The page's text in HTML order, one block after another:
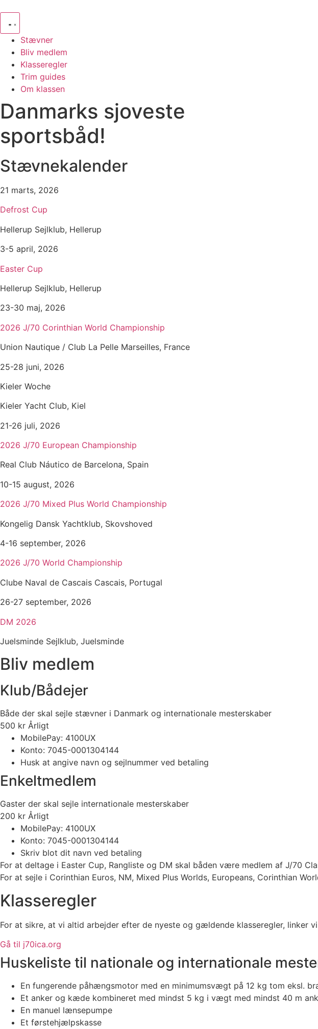
indhold
Stævner
Bliv medlem
Klasseregler
Trim guides
Om klassen
Danmarks sjoveste
sportsbåd!
Stævnekalender
21 marts, 2026
Defrost Cup
Hellerup Sejlklub, Hellerup
3-5 april, 2026
Easter Cup
Hellerup Sejlklub, Hellerup
23-30 maj, 2026
2026 J/70 Corinthian World Championship
Union Nautique / Club La Pelle Marseilles, France
25-28 juni, 2026
Kieler Woche
Kieler Yacht Club, Kiel
21-26 juli, 2026
2026 J/70 European Championship
Real Club Náutico de Barcelona, Spain
10-15 august, 2026
2026 J/70 Mixed Plus World Championship
Kongelig Dansk Yachtklub, Skovshoved
4-16 september, 2026
2026 J/70 World Championship
Clube Naval de Cascais Cascais, Portugal
26-27 september, 2026
DM 2026
Juelsminde Sejlklub, Juelsminde
Bliv medlem
Klub/Bådejer
Både der skal sejle stævner i Danmark og internationale mesterskaber
500 kr Årligt
MobilePay: 4100UX
Konto: 7045-0001304144
Husk at angive navn og sejlnummer ved betaling
Enkeltmedlem
Gaster der skal sejle internationale mesterskaber
200 kr Årligt
MobilePay: 4100UX
Konto: 7045-0001304144
Skriv blot dit navn ved betaling
For at deltage i Easter Cup, Rangliste og DM skal båden være medlem af J/70
For at sejle i Corinthian Euros, NM, Mixed Plus Worlds, Europeans, Corinthian
Klasseregler
For at sikre, at vi altid arbejder efter de nyeste og gældende klasseregler, linker
Gå til j70ica.org
Huskeliste til nationale og internationale
En fungerende påhængsmotor med en minimumsvægt på 12 kg tom eksl.
Et anker og kæde kombineret med mindst 5 kg i vægt med mindst 40 m
En manuel lænsepumpe
Et førstehjælpskasse